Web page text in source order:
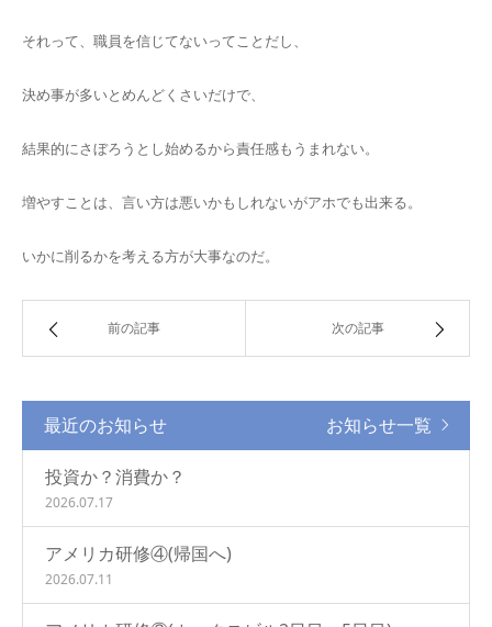
それって、職員を信じてないってことだし、
決め事が多いとめんどくさいだけで、
結果的にさぼろうとし始めるから責任感もうまれない。
増やすことは、言い方は悪いかもしれないがアホでも出来る。
いかに削るかを考える方が大事なのだ。
前の記事 次の記事
最近のお知らせ お知らせ一覧
投資か？消費か？
2026.07.17
アメリカ研修④(帰国へ)
2026.07.11